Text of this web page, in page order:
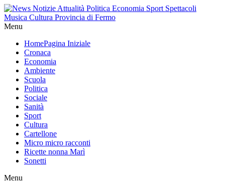
Menu
HomePagina Iniziale
Cronaca
Economia
Ambiente
Scuola
Politica
Sociale
Sanità
Sport
Cultura
Cartellone
Micro micro racconti
Ricette nonna Marì
Sonetti
Menu